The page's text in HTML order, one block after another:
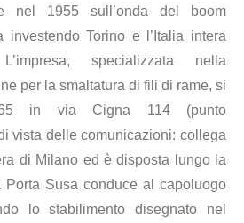
nel 1955 sull’onda del boom
investendo Torino e l’Italia intera
specializzata nella
per la smaltatura di fili di rame, si
in via Cigna 114 (punto
vista delle comunicazioni: collega
di Milano ed è disposta lungo la
Susa conduce al capoluogo
lo stabilimento disegnato nel